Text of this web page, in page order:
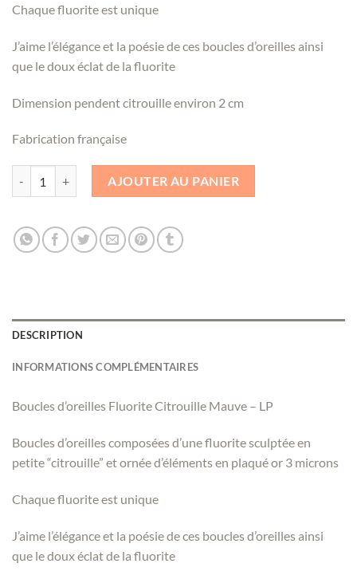
Chaque fluorite est unique
J’aime l’élégance et la poésie de ces boucles d’oreilles ainsi
que le doux éclat de la fluorite
Dimension pendent citrouille environ 2 cm
Fabrication française
AJOUTER AU PANIER
DESCRIPTION
INFORMATIONS COMPLÉMENTAIRES
Boucles d’oreilles Fluorite Citrouille Mauve – LP
Boucles d’oreilles composées d’une fluorite sculptée en
petite “citrouille” et ornée d’éléments en plaqué or 3 microns
Chaque fluorite est unique
J’aime l’élégance et la poésie de ces boucles d’oreilles ainsi
que le doux éclat de la fluorite